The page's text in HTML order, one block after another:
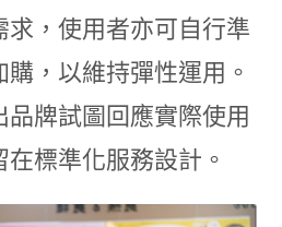
求，使用者亦可自行準
，以維持彈性運用。
牌試圖回應實際使用
標準化服務設計。